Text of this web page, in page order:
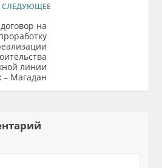
СЛЕДУЮЩЕЕ
на
линии
– Магадан